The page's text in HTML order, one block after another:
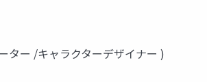
ター /キャラクターデザイナー )